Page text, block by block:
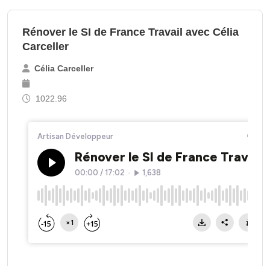
Rénover le SI de France Travail avec Célia
Carceller
Célia Carceller
1022.96